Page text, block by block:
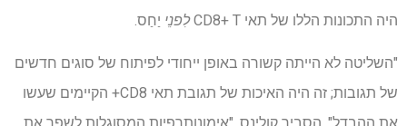
היה התכונות הללו של תאי CD8+ T
לִפנֵי יַחַס.
"השליטה לא הייתה קשורה באופן ייחודי לפיתוח של סוגים חדשים
של תגובות; זה היה האיכות של תגובת תאי CD8+ הקיימים שעשו